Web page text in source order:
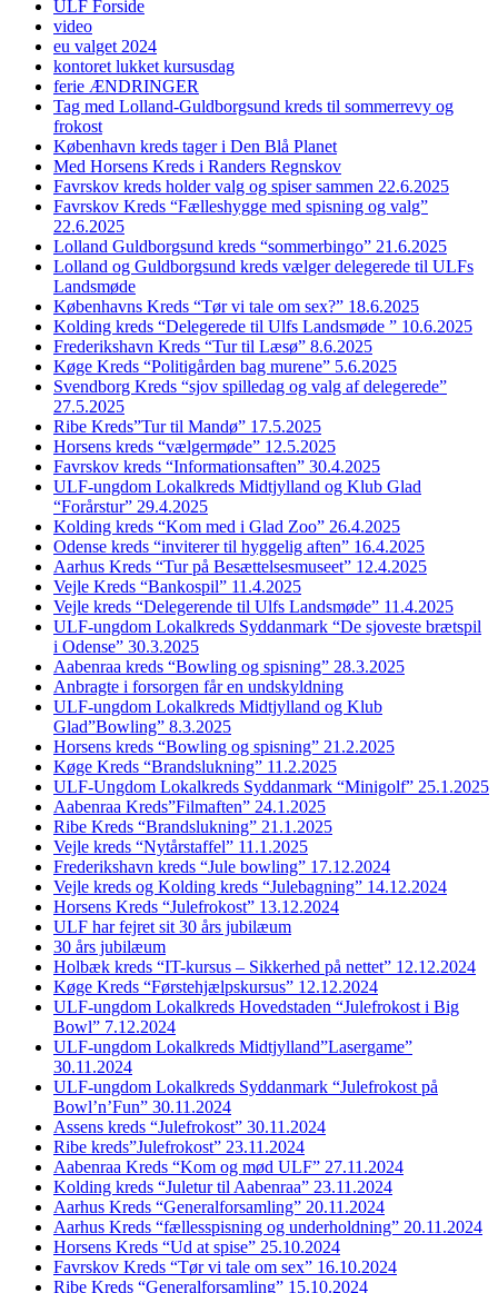
ULF Forside
video
eu valget 2024
kontoret lukket kursusdag
ferie ÆNDRINGER
Tag med Lolland-Guldborgsund kreds til sommerrevy og
frokost
København kreds tager i Den Blå Planet
Med Horsens Kreds i Randers Regnskov
Favrskov kreds holder valg og spiser sammen 22.6.2025
Favrskov Kreds “Fælleshygge med spisning og valg”
22.6.2025
Lolland Guldborgsund kreds “sommerbingo” 21.6.2025
Lolland og Guldborgsund kreds vælger delegerede til ULFs
Landsmøde
Københavns Kreds “Tør vi tale om sex?” 18.6.2025
Kolding kreds “Delegerede til Ulfs Landsmøde ” 10.6.2025
Frederikshavn Kreds “Tur til Læsø” 8.6.2025
Køge Kreds “Politigården bag murene” 5.6.2025
Svendborg Kreds “sjov spilledag og valg af delegerede”
27.5.2025
Ribe Kreds”Tur til Mandø” 17.5.2025
Horsens kreds “vælgermøde” 12.5.2025
Favrskov kreds “Informationsaften” 30.4.2025
ULF-ungdom Lokalkreds Midtjylland og Klub Glad
“Forårstur” 29.4.2025
Kolding kreds “Kom med i Glad Zoo” 26.4.2025
Odense kreds “inviterer til hyggelig aften” 16.4.2025
Aarhus Kreds “Tur på Besættelsesmuseet” 12.4.2025
Vejle Kreds “Bankospil” 11.4.2025
Vejle kreds “Delegerende til Ulfs Landsmøde” 11.4.2025
ULF-ungdom Lokalkreds Syddanmark “De sjoveste brætspil
i Odense” 30.3.2025
Aabenraa kreds “Bowling og spisning” 28.3.2025
Anbragte i forsorgen får en undskyldning
ULF-ungdom Lokalkreds Midtjylland og Klub
Glad”Bowling” 8.3.2025
Horsens kreds “Bowling og spisning” 21.2.2025
Køge Kreds “Brandslukning” 11.2.2025
ULF-Ungdom Lokalkreds Syddanmark “Minigolf” 25.1.2025
Aabenraa Kreds”Filmaften” 24.1.2025
Ribe Kreds “Brandslukning” 21.1.2025
Vejle kreds “Nytårstaffel” 11.1.2025
Frederikshavn kreds “Jule bowling” 17.12.2024
Vejle kreds og Kolding kreds “Julebagning” 14.12.2024
Horsens Kreds “Julefrokost” 13.12.2024
ULF har fejret sit 30 års jubilæum
30 års jubilæum
Holbæk kreds “IT-kursus – Sikkerhed på nettet” 12.12.2024
Køge Kreds “Førstehjælpskursus” 12.12.2024
ULF-ungdom Lokalkreds Hovedstaden “Julefrokost i Big
Bowl” 7.12.2024
ULF-ungdom Lokalkreds Midtjylland”Lasergame”
30.11.2024
ULF-ungdom Lokalkreds Syddanmark “Julefrokost på
Bowl’n’Fun” 30.11.2024
Assens kreds “Julefrokost” 30.11.2024
Ribe kreds”Julefrokost” 23.11.2024
Aabenraa Kreds “Kom og mød ULF” 27.11.2024
Kolding kreds “Juletur til Aabenraa” 23.11.2024
Aarhus Kreds “Generalforsamling” 20.11.2024
Aarhus Kreds “fællesspisning og underholdning” 20.11.2024
Horsens Kreds “Ud at spise” 25.10.2024
Favrskov Kreds “Tør vi tale om sex” 16.10.2024
Ribe Kreds “Generalforsamling” 15.10.2024